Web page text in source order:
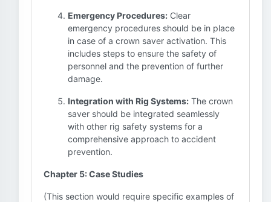
Emergency Procedures: Clear
emergency procedures should be in place
in case of a crown saver activation. This
includes steps to ensure the safety of
personnel and the prevention of further
damage.
Integration with Rig Systems: The crown
saver should be integrated seamlessly
with other rig safety systems for a
comprehensive approach to accident
prevention.
Chapter 5: Case Studies
(This section would require specific examples of